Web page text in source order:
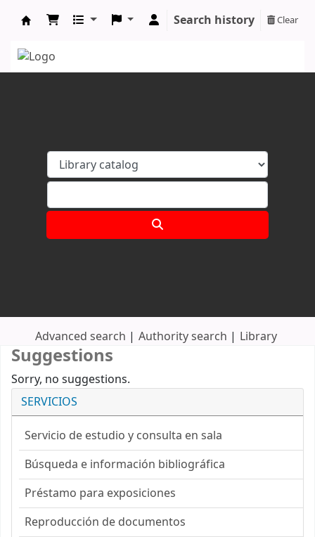
Search history Clear
Advanced search Authority search Library
SERVICIOS
Servicio de estudio y consulta en sala
Búsqueda e información bibliográfica
Préstamo para exposiciones
Reproducción de documentos
Suggestions
Sorry, no suggestions.